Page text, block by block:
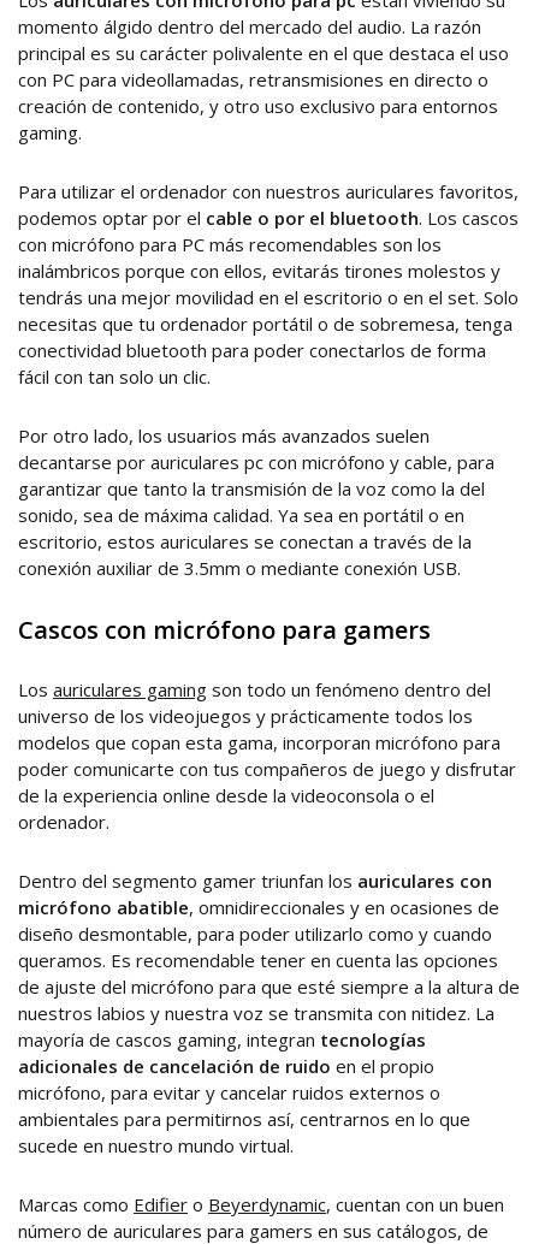
momento álgido dentro del mercado del audio. La razón
principal es su carácter polivalente en el que destaca el uso
con PC para videollamadas, retransmisiones en directo o
creación de contenido, y otro uso exclusivo para entornos
gaming.
Para utilizar el ordenador con nuestros auriculares favoritos,
podemos optar por el cable o por el bluetooth. Los cascos
con micrófono para PC más recomendables son los
inalámbricos porque con ellos, evitarás tirones molestos y
tendrás una mejor movilidad en el escritorio o en el set. Solo
necesitas que tu ordenador portátil o de sobremesa, tenga
conectividad bluetooth para poder conectarlos de forma
fácil con tan solo un clic.
Por otro lado, los usuarios más avanzados suelen
decantarse por auriculares pc con micrófono y cable, para
garantizar que tanto la transmisión de la voz como la del
sonido, sea de máxima calidad. Ya sea en portátil o en
escritorio, estos auriculares se conectan a través de la
conexión auxiliar de 3.5mm o mediante conexión USB.
Cascos con micrófono para gamers
Los auriculares gaming son todo un fenómeno dentro del
universo de los videojuegos y prácticamente todos los
modelos que copan esta gama, incorporan micrófono para
poder comunicarte con tus compañeros de juego y disfrutar
de la experiencia online desde la videoconsola o el
ordenador.
Dentro del segmento gamer triunfan los auriculares con
micrófono abatible, omnidireccionales y en ocasiones de
diseño desmontable, para poder utilizarlo como y cuando
queramos. Es recomendable tener en cuenta las opciones
de ajuste del micrófono para que esté siempre a la altura de
nuestros labios y nuestra voz se transmita con nitidez. La
mayoría de cascos gaming, integran tecnologías
adicionales de cancelación de ruido en el propio
micrófono, para evitar y cancelar ruidos externos o
ambientales para permitirnos así, centrarnos en lo que
sucede en nuestro mundo virtual.
Marcas como Edifier o Beyerdynamic, cuentan con un buen
número de auriculares para gamers en sus catálogos, de